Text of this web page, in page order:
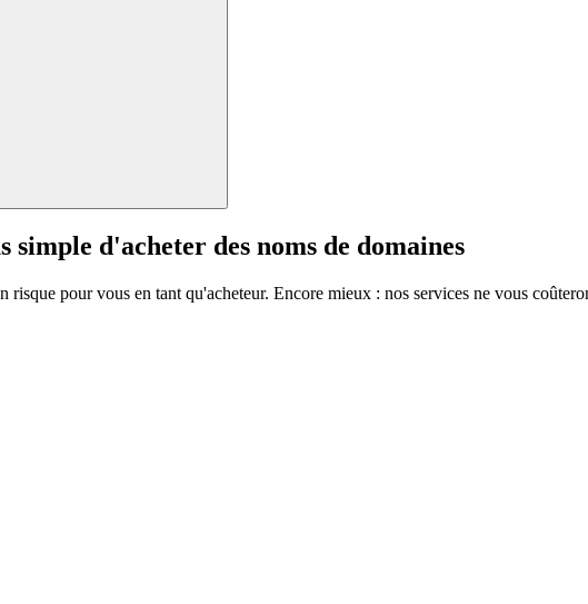
d'acheter des noms de domaines
pour vous en tant qu'acheteur. Encore mieux : nos services ne vous